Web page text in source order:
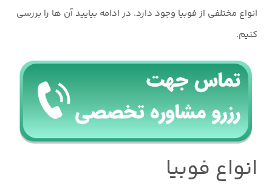
انواع مختلفی از فوبیا وجود دارد. در ادامه بیایید آن ها را بررسی
کنیم.
انواع فوبیا